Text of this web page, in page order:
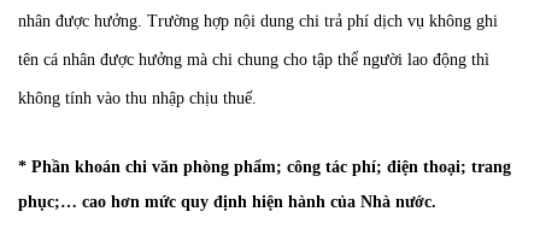
nhân được hưởng. Trường hợp nội dung chi trả phí dịch vụ không ghi
tên cá nhân được hưởng mà chi chung cho tập thể người lao động thì
không tính vào thu nhập chịu thuế.
* Phần khoán chi văn phòng phẩm; công tác phí; điện thoại; trang
phục;… cao hơn mức quy định hiện hành của Nhà nước.